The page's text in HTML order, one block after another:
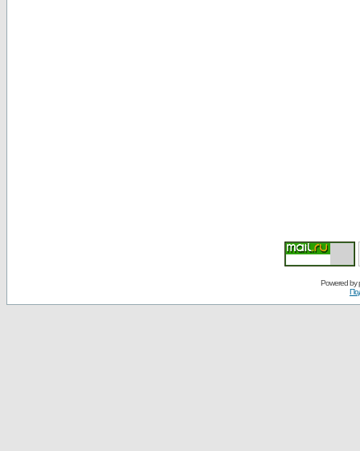
Powered by